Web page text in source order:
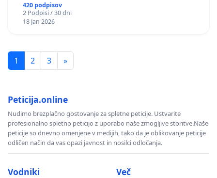
420 podpisov
2 Podpisi / 30 dni
18 Jan 2026
1 2 3 »
Peticija.online
Nudimo brezplačno gostovanje za spletne peticije. Ustvarite
profesionalno spletno peticijo z uporabo naše zmogljive storitve.Naše
peticije so dnevno omenjene v medijih, tako da je oblikovanje peticije
odličen način da vas opazi javnost in nosilci odločanja.
Vodniki Več